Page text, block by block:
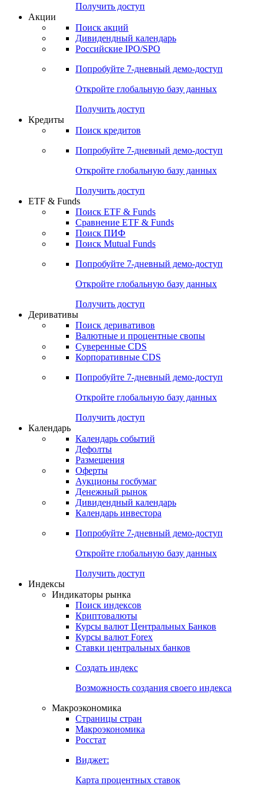
Получить доступ
Акции
Поиск акций
Дивидендный календарь
Российские IPO/SPO
Попробуйте 7-дневный демо-доступ
Откройте глобальную базу данных
Получить доступ
Кредиты
Поиск кредитов
Попробуйте 7-дневный демо-доступ
Откройте глобальную базу данных
Получить доступ
ETF & Funds
Поиск ETF & Funds
Сравнение ETF & Funds
Поиск ПИФ
Поиск Mutual Funds
Попробуйте 7-дневный демо-доступ
Откройте глобальную базу данных
Получить доступ
Деривативы
Поиск деривативов
Валютные и процентные свопы
Суверенные CDS
Корпоративные CDS
Попробуйте 7-дневный демо-доступ
Откройте глобальную базу данных
Получить доступ
Календарь
Календарь событий
Дефолты
Размещения
Оферты
Аукционы госбумаг
Денежный рынок
Дивидендный календарь
Календарь инвестора
Попробуйте 7-дневный демо-доступ
Откройте глобальную базу данных
Получить доступ
Индексы
Индикаторы рынка
Поиск индексов
Криптовалюты
Курсы валют Центральных Банков
Курсы валют Forex
Ставки центральных банков
Создать индекс
Возможность создания своего индекса
Макроэкономика
Страницы стран
Макроэкономика
Росстат
Виджет:
Карта процентных ставок